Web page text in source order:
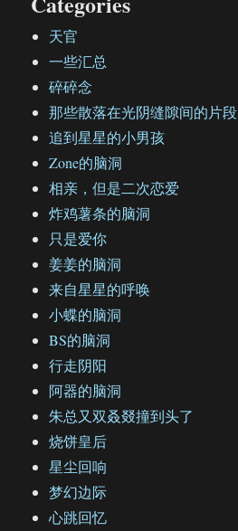
天官
一些汇总
碎碎念
那些散落在光阴缝隙间的片段
追到星星的小男孩
Zone的脑洞
相亲，但是二次恋爱
炸鸡薯条的脑洞
只是爱你
姜姜的脑洞
来自星星的呼唤
小蝶的脑洞
BS的脑洞
行走阴阳
阿器的脑洞
朱总又双叒叕撞到头了
烧饼皇后
星尘回响
梦幻边际
心跳回忆